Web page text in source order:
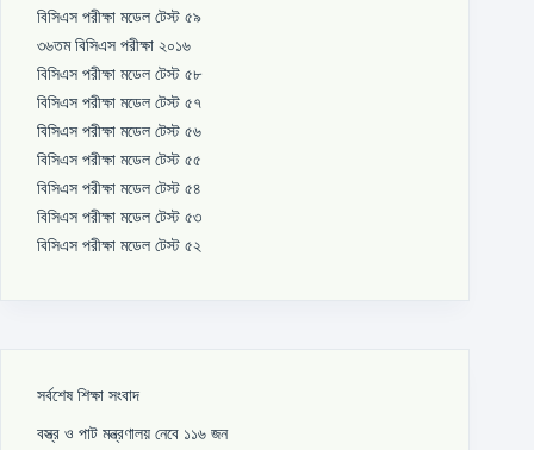
বিসিএস পরীক্ষা মডেল টেস্ট ৫৯
৩৬তম বিসিএস পরীক্ষা ২০১৬
বিসিএস পরীক্ষা মডেল টেস্ট ৫৮
বিসিএস পরীক্ষা মডেল টেস্ট ৫৭
বিসিএস পরীক্ষা মডেল টেস্ট ৫৬
বিসিএস পরীক্ষা মডেল টেস্ট ৫৫
বিসিএস পরীক্ষা মডেল টেস্ট ৫৪
বিসিএস পরীক্ষা মডেল টেস্ট ৫৩
বিসিএস পরীক্ষা মডেল টেস্ট ৫২
সর্বশেষ শিক্ষা সংবাদ
বস্ত্র ও পাট মন্ত্রণালয় নেবে ১১৬ জন